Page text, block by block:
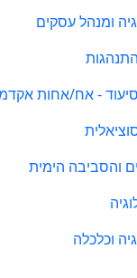
ומנהל עסקים
- אח/אחות
והסביבה הימית
וכלכלה